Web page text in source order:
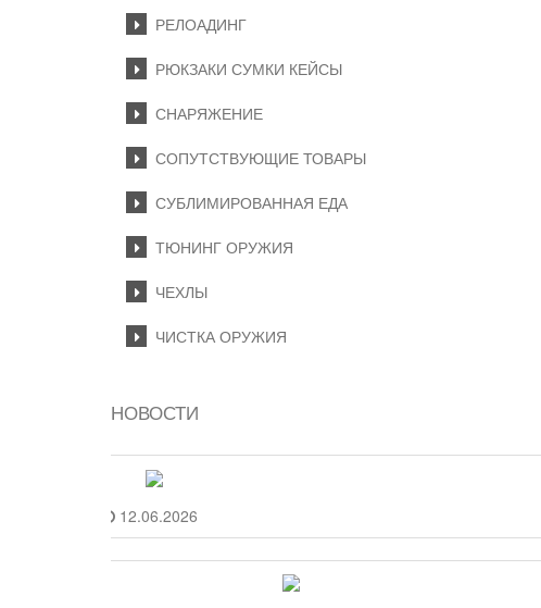
РЕЛОАДИНГ
РЮКЗАКИ СУМКИ КЕЙСЫ
СНАРЯЖЕНИЕ
СОПУТСТВУЮЩИЕ ТОВАРЫ
СУБЛИМИРОВАННАЯ ЕДА
ТЮНИНГ ОРУЖИЯ
ЧЕХЛЫ
ЧИСТКА ОРУЖИЯ
НОВОСТИ
12.06.2026